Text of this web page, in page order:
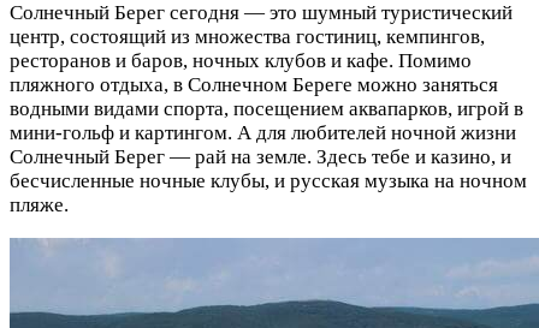
Солнечный Берег сегодня — это шумный туристический
центр, состоящий из множества гостиниц, кемпингов,
ресторанов и баров, ночных клубов и кафе. Помимо
пляжного отдыха, в Солнечном Береге можно заняться
водными видами спорта, посещением аквапарков, игрой в
мини-гольф и картингом. А для любителей ночной жизни
Солнечный Берег — рай на земле. Здесь тебе и казино, и
бесчисленные ночные клубы, и русская музыка на ночном
пляже.